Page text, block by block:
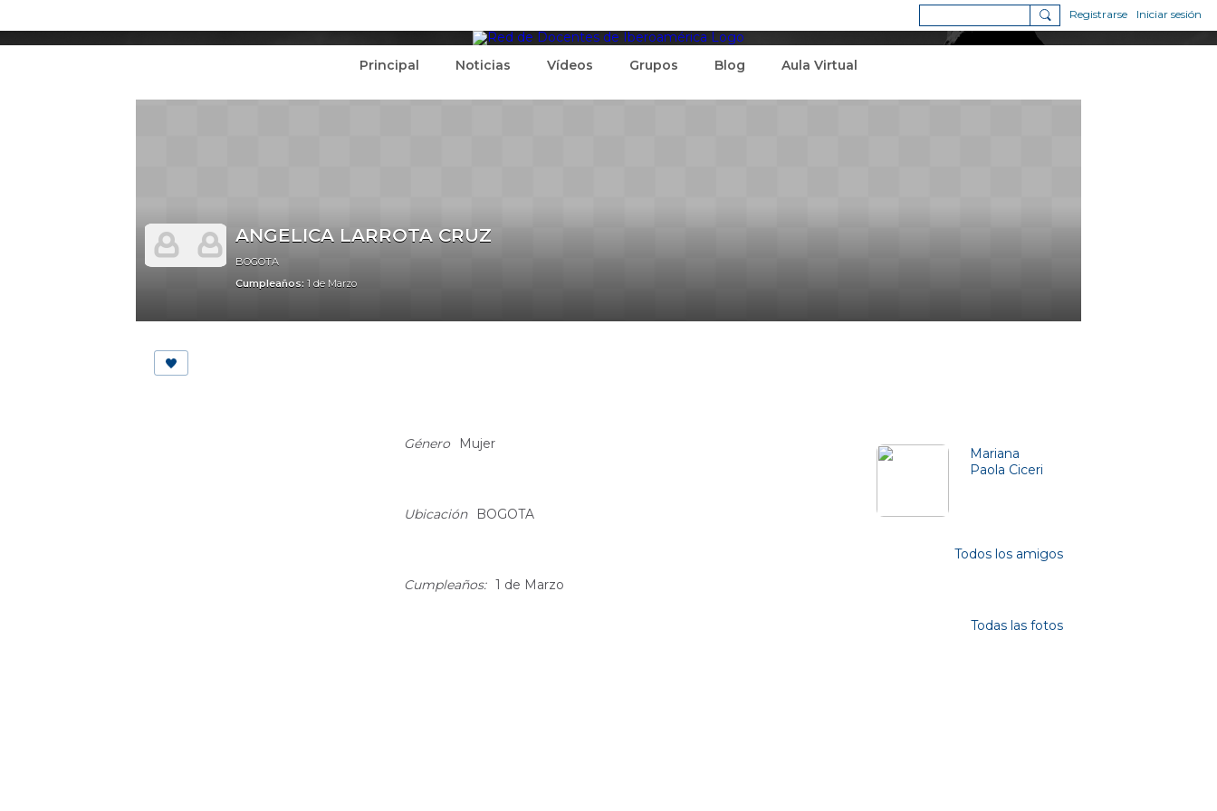
Registrarse Iniciar sesión
Principal Noticias Vídeos Grupos Blog Aula Virtual
ANGELICA LARROTA CRUZ
BOGOTA
Cumpleaños: 1 de Marzo
Género
Mujer
Ubicación BOGOTA
Cumpleaños: 1 de Marzo
Mariana
Paola Ciceri
Todos los amigos
Todas las fotos